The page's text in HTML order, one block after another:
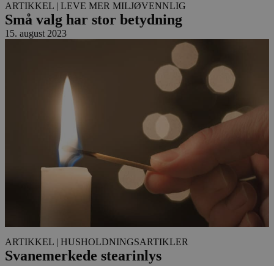
ARTIKKEL | LEVE MER MILJØVENNLIG
Små valg har stor betydning
15. august 2023
ARTIKKEL | HUSHOLDNINGSARTIKLER
Svanemerkede stearinlys